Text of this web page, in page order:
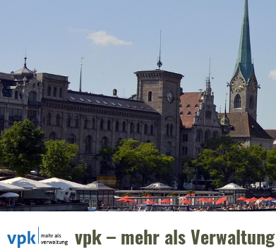
vpk – mehr als Verwaltung